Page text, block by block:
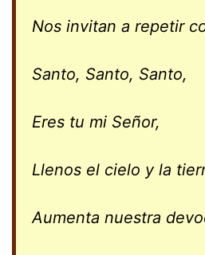
Nos invitan a repetir
Santo, Santo, Santo,
Eres tu mi Señor,
Llenos el cielo y la
Aumenta nuestra